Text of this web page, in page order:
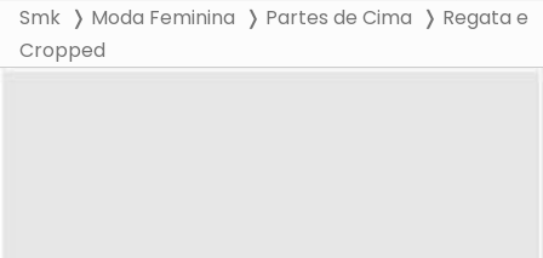
Smk Moda Feminina Partes de Cima
Regata e
Cropped